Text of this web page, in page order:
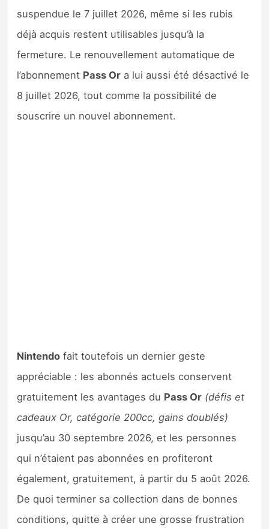
suspendue le 7 juillet 2026, même si les rubis
déjà acquis restent utilisables jusqu’à la
fermeture. Le renouvellement automatique de
l’abonnement Pass Or a lui aussi été désactivé le
8 juillet 2026, tout comme la possibilité de
souscrire un nouvel abonnement.
Nintendo fait toutefois un dernier geste
appréciable : les abonnés actuels conservent
gratuitement les avantages du Pass Or (défis et
cadeaux Or, catégorie 200cc, gains doublés)
jusqu’au 30 septembre 2026, et les personnes
qui n’étaient pas abonnées en profiteront
également, gratuitement, à partir du 5 août 2026.
De quoi terminer sa collection dans de bonnes
conditions, quitte à créer une grosse frustration